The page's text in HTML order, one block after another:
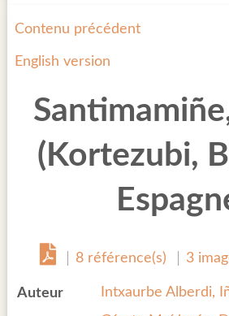
Contenu précédent
English version
(Kortezubi,
8 référence(s) 3
Auteur
Intxaurbe Alberdi,